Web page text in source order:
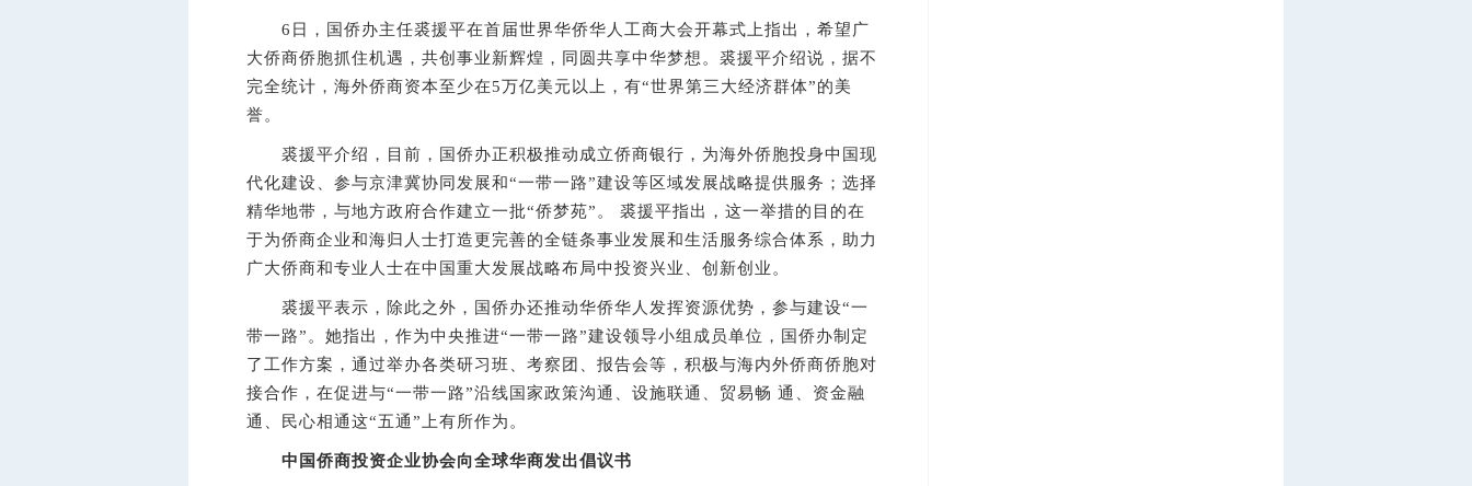
6日，国侨办主任裘援平在首届世界华侨华人工商大会开幕式上指出，希望广
大侨商侨胞抓住机遇，共创事业新辉煌，同圆共享中华梦想。裘援平介绍说，据不
完全统计，海外侨商资本至少在5万亿美元以上，有“世界第三大经济群体”的美
誉。
裘援平介绍，目前，国侨办正积极推动成立侨商银行，为海外侨胞投身中国现
代化建设、参与京津冀协同发展和“一带一路”建设等区域发展战略提供服务；选择
精华地带，与地方政府合作建立一批“侨梦苑”。 裘援平指出，这一举措的目的在
于为侨商企业和海归人士打造更完善的全链条事业发展和生活服务综合体系，助力
广大侨商和专业人士在中国重大发展战略布局中投资兴业、创新创业。
裘援平表示，除此之外，国侨办还推动华侨华人发挥资源优势，参与建设“一
带一路”。她指出，作为中央推进“一带一路”建设领导小组成员单位，国侨办制定
了工作方案，通过举办各类研习班、考察团、报告会等，积极与海内外侨商侨胞对
接合作，在促进与“一带一路”沿线国家政策沟通、设施联通、贸易畅 通、资金融
通、民心相通这“五通”上有所作为。
中国侨商投资企业协会向全球华商发出倡议书